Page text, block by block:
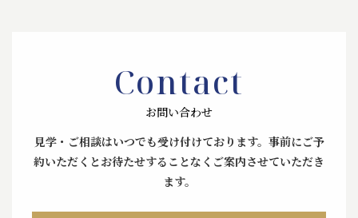
Contact
お問い合わせ
見学・ご相談はいつでも受け付けております。 事前にご予
約いただくとお待たせすることなくご案内させていただき
ます。